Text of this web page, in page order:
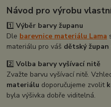
Návod pro výrobu
1️⃣Výběr barvy županu
Dle barevnice materiálu Lama
materiálu pro váš dětský župan
2️⃣Volba barvy vyšívací nitě
Zvažte barvu vyšívací nitě.
materiálu doporučujeme zvolit
byla výšivka dobře viditelná.